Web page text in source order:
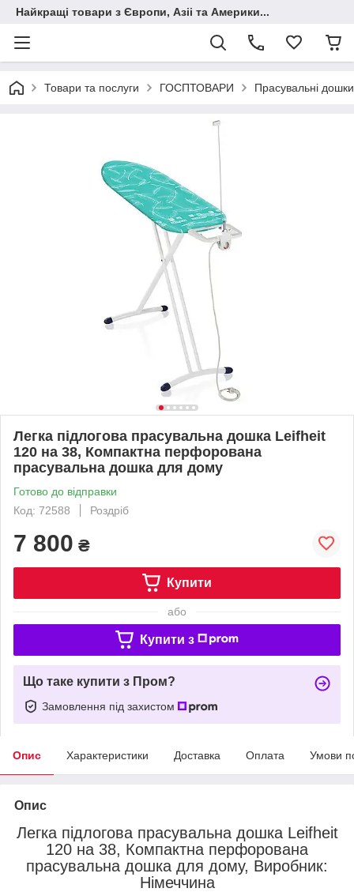
Найкращі товари з Європи, Азіі та Америки...
Товари та послуги ГОСПТОВАРИ Прасувальні дошки
Легка підлогова прасувальна дошка Leifheit
120 на 38, Компактна перфорована
прасувальна дошка для дому
Готово до відправки
Код: 72588
Роздріб
7 800 ₴
Купити
або
Купити з
Що таке купити з Пром?
Замовлення під захистом
Опис Характеристики Доставка Оплата Умови
Опис
Легка підлогова прасувальна дошка Leifheit
120 на 38, Компактна перфорована
прасувальна дошка для дому, Виробник:
Німеччина